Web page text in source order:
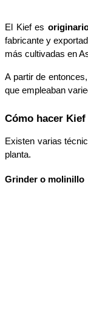
El Kief es
fabricante y
más cultivadas en
A partir de
que empleaban
Cómo hacer Kief
Existen varias
planta.
Grinder o molinillo